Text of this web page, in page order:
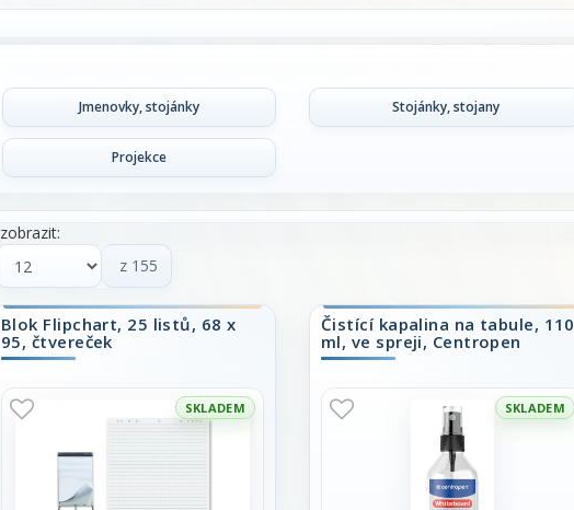
Jmenovky, stojánky Stojánky, stojany
Projekce
zobrazit:
z 155
Blok Flipchart, 25 listů, 68 x
95, čtvereček
SKLADEM
Čistící kapalina na tabule, 110
ml, ve spreji, Centropen
SKLADEM